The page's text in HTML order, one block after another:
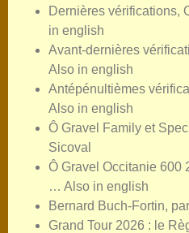
Dernières vérifications,
in english
Avant-dernières
Also in english
Antépénultièmes
Also in english
Ô Gravel Family et
Sicoval
Ô Gravel Occitanie 600
… Also in english
Bernard Buch-Fortin,
Grand Tour 2026 : le